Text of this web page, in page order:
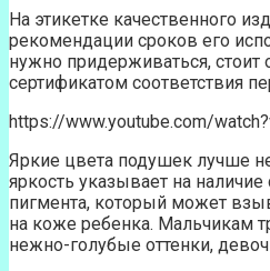
На этикетке качественного
рекомендации сроков его
нужно придерживаться, стоит
сертификатом соответствия
https://www.youtube.com/
Яркие цвета подушек лучше
яркость указывает на
пигмента, который может
на коже ребенка. Мальчикам
нежно-голубые оттенки,